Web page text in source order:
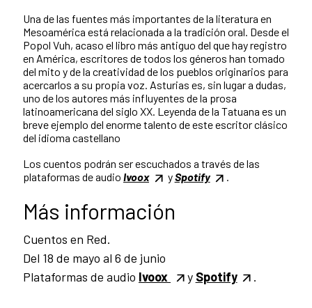
Una de las fuentes más importantes de la literatura en
Mesoamérica está relacionada a la tradición oral. Desde el
Popol Vuh, acaso el libro más antiguo del que hay registro
en América, escritores de todos los géneros han tomado
del mito y de la creatividad de los pueblos originarios para
acercarlos a su propia voz. Asturias es, sin lugar a dudas,
uno de los autores más influyentes de la prosa
latinoamericana del siglo XX. Leyenda de la Tatuana es un
breve ejemplo del enorme talento de este escritor clásico
del idioma castellano
Los cuentos podrán ser escuchados a través de las
plataformas de audio Ivoox ySpotify .
Más información
Cuentos en Red.
Del 18 de mayo al 6 de junio
Plataformas de audio Ivoox y Spotify .